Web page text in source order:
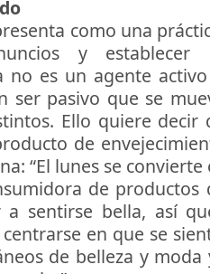
como una
y establecer
no es un agente
ser pasivo que se
Ello quiere
de
“El lunes se
de productos
sentirse bella, así
en que se
de belleza y